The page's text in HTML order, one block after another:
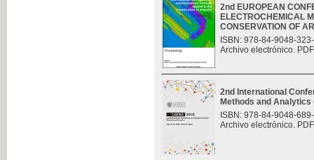
2nd EUROPEAN
ELECTROCHEMICAL
CONSERVATION OF
ISBN: 978-84-9048-
Archivo electrónico.
2nd International
Methods and Analytics
ISBN: 978-84-9048-
Archivo electrónico.